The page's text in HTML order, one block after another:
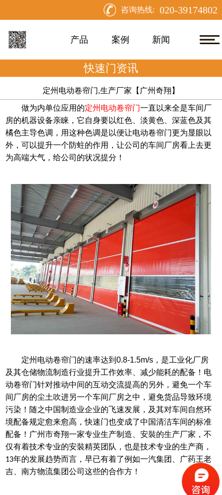
咨询热线: 020-39174802
产品 案例 新闻
快速门资讯
定州电动卷帘门,生产厂家【广州奇翔】
做为内单位应用的定州电动卷帘门一直以来全是车间厂
房的机器设备亲睐，它自身要以红色、淡黄色、深蓝色及其
橘色主导色调，用这种色调是以便让电动卷帘门更为显眼以
外，可以提升一个防蛀的作用，让公司的车间厂房看上去更
为高端大气，给公司的状况提分！
定州电动卷帘门的速率达到0.8-1.5m/s，是工业化厂房
及其仓储物流制造行业提升工作效率、减少能耗的配备！电
动卷帘门针对推动中间的互动交流提高的另外，避免一个车
间厂房的尘土吹进另一个车间厂房之中，避免货品导致环境
污染！随之中国制造业企业的飞速发展，及其对车间自然环
境配备规定愈来愈高，快速门也变成了中国清洁车间的标准
配备！广州市奇翔一家专业生产制造、安裝的生产厂家，不
仅有着技术专业的安裝精英团队，也是技术专业的生产商，
13年的发展趋势而言，早已有着了例如一汽集团、广药王老
吉、南方物流集团公司这些的合作方！